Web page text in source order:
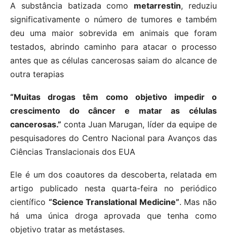
A substância batizada como metarrestin, reduziu
significativamente o número de tumores e também
deu uma maior sobrevida em animais que foram
testados, abrindo caminho para atacar o processo
antes que as células cancerosas saiam do alcance de
outra terapias
“Muitas drogas têm como objetivo impedir o
crescimento do câncer e matar as células
cancerosas.” conta Juan Marugan, líder da equipe de
pesquisadores do Centro Nacional para Avanços das
Ciências Translacionais dos EUA
Ele é um dos coautores da descoberta, relatada em
artigo publicado nesta quarta-feira no periódico
científico “Science Translational Medicine”. Mas não
há uma única droga aprovada que tenha como
objetivo tratar as metástases.